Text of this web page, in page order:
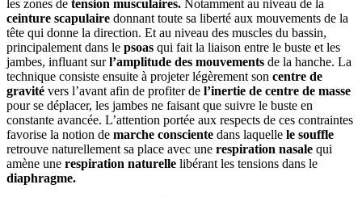
les zones de tension musculaires. Notamment au niveau de la
ceinture scapulaire donnant toute sa liberté aux mouvements de la
tête qui donne la direction. Et au niveau des muscles du bassin,
principalement dans le psoas qui fait la liaison entre le buste et les
jambes, influant surl’amplitude des mouvements de la hanche. La
technique consiste ensuite à projeter légèrement son centre de
gravité vers l’avant afin de profiter de l’inertie de centre de masse
pour se déplacer, les jambes ne faisant que suivre le buste en
constante avancée. L’attention portée aux respects de ces contraintes
favorise la notion de marche consciente dans laquelle le souffle
retrouve naturellement sa place avec une respiration nasale qui
amène une respiration naturelle libérant les tensions dans le
diaphragme.